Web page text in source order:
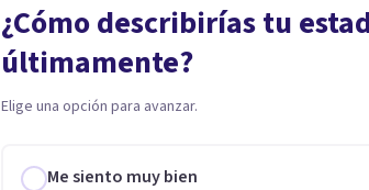
¿Cómo describirías tu
últimamente?
Elige una opción para avanzar.
Me siento muy bien